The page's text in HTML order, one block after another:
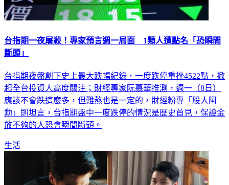
台指期一夜屠殺！專家預言週一局面 1類人遭點名「恐瞬間
斷頭」
台指期夜盤創下史上最大跌幅紀錄，一度跌停重挫4522點，掀
起全台投資人高度關注；財經專家阮慕華推測，週一（8日）
應該不會跌這麼多，但難熬也是一定的，財經粉專「股人阿
勳」則坦言，台指期盤中一度跌停的情況是歷史首見，保證金
放不夠的人恐會瞬間斷頭。
生活